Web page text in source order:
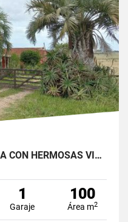
CHACRA MUY BIEN UBICADA CON HERMOSAS VISTAS
1
Garaje
100
Área m2